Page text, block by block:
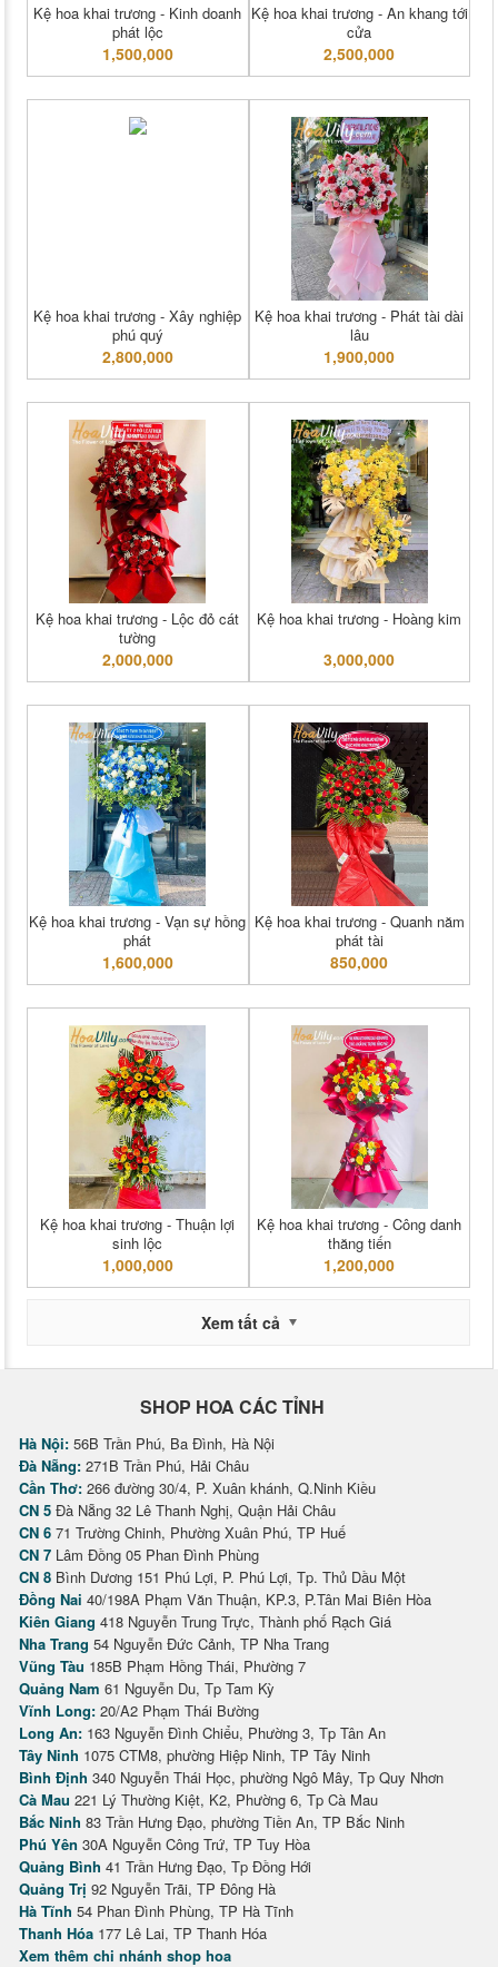
Kệ hoa khai trương - Kinh doanh
phát lộc
1,500,000
Kệ hoa khai trương - An khang tới
cửa
2,500,000
Kệ hoa khai trương - Xây nghiệp
phú quý
2,800,000
Kệ hoa khai trương - Phát tài dài
lâu
1,900,000
Kệ hoa khai trương - Lộc đỏ cát
tường
2,000,000
Kệ hoa khai trương - Hoàng kim
3,000,000
Kệ hoa khai trương - Vạn sự hồng
phát
1,600,000
Kệ hoa khai trương - Quanh năm
phát tài
850,000
Kệ hoa khai trương - Thuận lợi
sinh lộc
1,000,000
Kệ hoa khai trương - Công danh
thăng tiến
1,200,000
Xem tất cả
SHOP HOA CÁC TỈNH
Hà Nội: 56B Trần Phú, Ba Đình, Hà Nội
Đà Nẵng: 271B Trần Phú, Hải Châu
Cần Thơ: 266 đường 30/4, P. Xuân khánh, Q.Ninh Kiều
CN 5 Đà Nẵng 32 Lê Thanh Nghị, Quận Hải Châu
CN 6 71 Trường Chinh, Phường Xuân Phú, TP Huế
CN 7 Lâm Đồng 05 Phan Đình Phùng
CN 8 Bình Dương 151 Phú Lợi, P. Phú Lợi, Tp. Thủ Dầu Một
Đồng Nai 40/198A Phạm Văn Thuận, KP.3, P.Tân Mai Biên Hòa
Kiên Giang 418 Nguyễn Trung Trực, Thành phố Rạch Giá
Nha Trang 54 Nguyễn Đức Cảnh, TP Nha Trang
Vũng Tàu 185B Phạm Hồng Thái, Phường 7
Quảng Nam 61 Nguyễn Du, Tp Tam Kỳ
Vĩnh Long: 20/A2 Phạm Thái Bường
Long An: 163 Nguyễn Đình Chiểu, Phường 3, Tp Tân An
Tây Ninh 1075 CTM8, phường Hiệp Ninh, TP Tây Ninh
Bình Định 340 Nguyễn Thái Học, phường Ngô Mây, Tp Quy Nhơn
Cà Mau 221 Lý Thường Kiệt, K2, Phường 6, Tp Cà Mau
Bắc Ninh 83 Trần Hưng Đạo, phường Tiền An, TP Bắc Ninh
Phú Yên 30A Nguyễn Công Trứ, TP Tuy Hòa
Quảng Bình 41 Trần Hưng Đạo, Tp Đồng Hới
Quảng Trị 92 Nguyễn Trãi, TP Đông Hà
Hà Tĩnh 54 Phan Đình Phùng, TP Hà Tĩnh
Thanh Hóa 177 Lê Lai, TP Thanh Hóa
Xem thêm chi nhánh shop hoa